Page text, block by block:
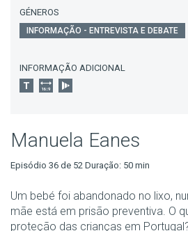
GÉNEROS
INFORMAÇÃO - ENTREVISTA E DEBATE
INFORMAÇÃO ADICIONAL
Manuela Eanes
Episódio 36 de 52 Duração: 50 min
Um bebé foi abandonado no lixo,
mãe está em prisão preventiva. O
proteção das crianças em